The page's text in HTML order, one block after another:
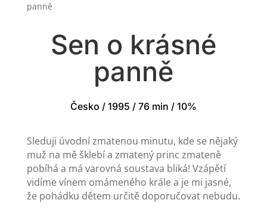
panně
Sen o krásné
panně
Česko / 1995 / 76 min / 10%
Sleduji úvodní zmatenou minutu, kde se nějaký
muž na mě šklebí a zmatený princ zmateně
pobíhá a má varovná soustava bliká! Vzápětí
vidíme vínem omámeného krále a je mi jasné,
že pohádku dětem určitě doporučovat nebudu.